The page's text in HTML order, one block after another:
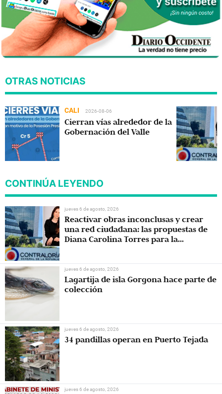
OTRAS NOTICIAS
CALI 2026-08-06
Cierran vías alrededor de la
Gobernación del Valle
CONTINÚA LEYENDO
jueves 6 de agosto, 2026
Reactivar obras inconclusas y crear
una red ciudadana: las propuestas de
Diana Carolina Torres para la
jueves 6 de agosto, 2026
Lagartija de isla Gorgona hace parte de
colección
jueves 6 de agosto, 2026
34 pandillas operan en Puerto Tejada
jueves 6 de agosto, 2026